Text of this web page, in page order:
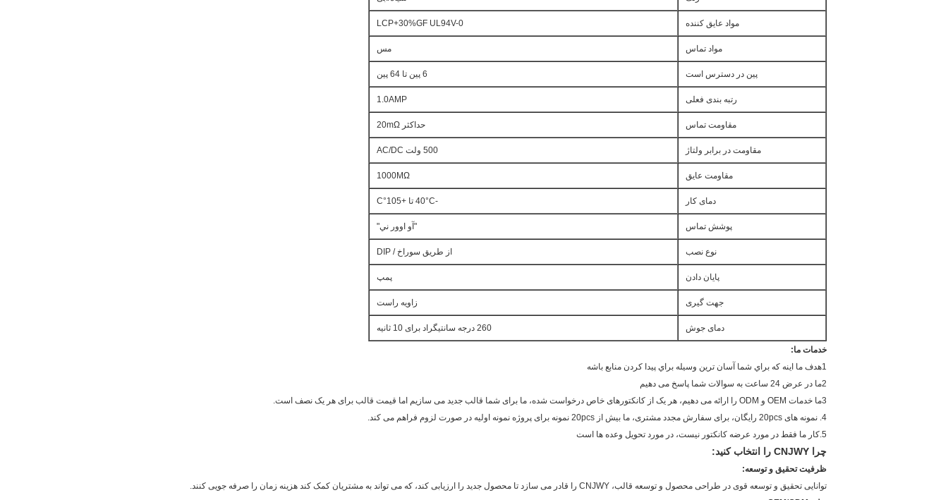
مواد عایق کننده LCP+30%GF UL94V-0
مواد تماس مس
پین در دسترس است 6 پین تا 64 پین
رتبه بندی فعلی 1.0AMP
مقاومت تماس حداکثر 20mΩ
مقاومت در برابر ولتاژ 500 ولت AC/DC
مقاومت عایق 1000MΩ
دمای کار -40°C تا +105°C
پوشش تماس "آو اوور ني"
نوع نصب از طریق سوراخ / DIP
پایان دادن پمپ
جهت گیری زاويه راست
دمای جوش 260 درجه سانتیگراد برای 10 ثانیه
خدمات ما:
1هدف ما اينه که براي شما آسان ترين وسيله براي پيدا کردن منابع باشه
2ما در عرض 24 ساعت به سوالات شما پاسخ می دهیم
3ما خدمات OEM و ODM را ارائه می دهیم، هر یک از کانکتورهای خاص درخواست شده، ما برای شما قالب جدید می سازیم اما قیمت قالب برای هر یک نصف است.
4. نمونه های 20pcs رایگان، برای سفارش مجدد مشتری، ما بیش از 20pcs نمونه برای پروژه نمونه اولیه در صورت لزوم فراهم می کند.
5.کار ما فقط در مورد عرضه کانکتور نیست، در مورد تحویل وعده ها است
چرا CNJWY را انتخاب کنید:
ظرفیت تحقیق و توسعه:
توانایی تحقیق و توسعه قوی در طراحی محصول و توسعه قالب، CNJWY را قادر می سازد تا محصول جدید را ارزیابی کند، که می تواند به مشتریان کمک کند هزینه زمان را صرفه جویی کنند.